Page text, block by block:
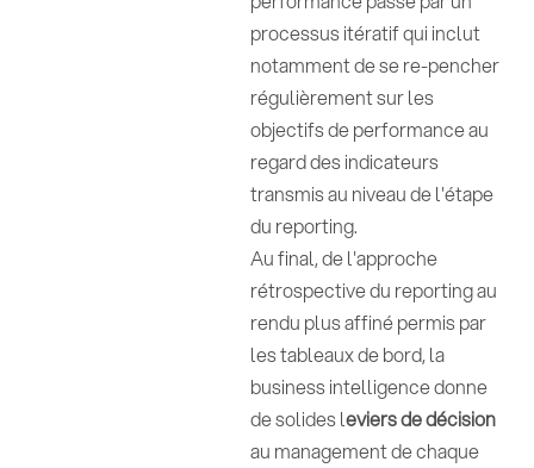
processus itératif qui inclut
notamment de se re-pencher
régulièrement sur les
objectifs de performance au
regard des indicateurs
transmis au niveau de l'étape
du reporting.
Au final, de l'approche
rétrospective du reporting au
rendu plus affiné permis par
les tableaux de bord, la
business intelligence donne
de solides leviers de décision
au management de chaque